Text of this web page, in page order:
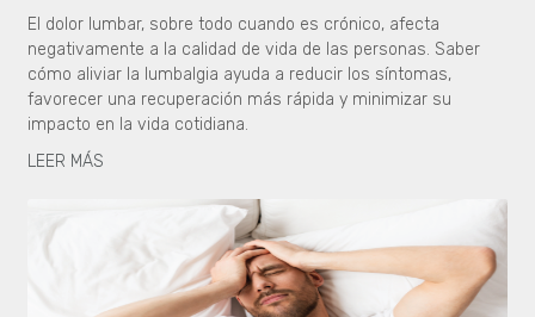
El dolor lumbar, sobre todo cuando es crónico, afecta
negativamente a la calidad de vida de las personas. Saber
cómo aliviar la lumbalgia ayuda a reducir los síntomas,
favorecer una recuperación más rápida y minimizar su
impacto en la vida cotidiana.
LEER MÁS